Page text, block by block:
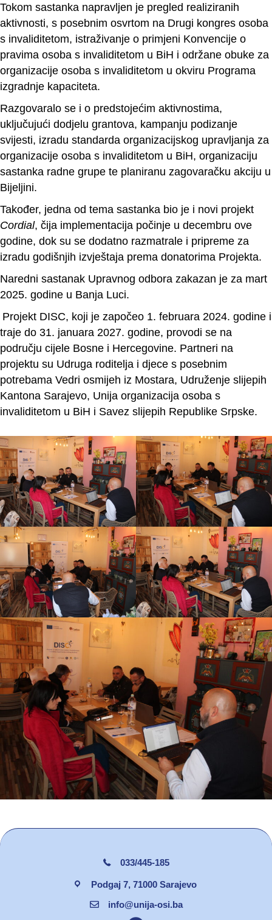
Tokom sastanka napravljen je pregled realiziranih
aktivnosti, s posebnim osvrtom na Drugi kongres osoba
s invaliditetom, istraživanje o primjeni Konvencije o
pravima osoba s invaliditetom u BiH i održane obuke za
organizacije osoba s invaliditetom u okviru Programa
izgradnje kapaciteta.
Razgovaralo se i o predstojećim aktivnostima,
uključujući dodjelu grantova, kampanju podizanje
svijesti, izradu standarda organizacijskog upravljanja za
organizacije osoba s invaliditetom u BiH, organizaciju
sastanka radne grupe te planiranu zagovaračku akciju u
Bijeljini.
Također, jedna od tema sastanka bio je i novi projekt
Cordial, čija implementacija počinje u decembru ove
godine, dok su se dodatno razmatrale i pripreme za
izradu godišnjih izvještaja prema donatorima Projekta.
Naredni sastanak Upravnog odbora zakazan je za mart
2025. godine u Banja Luci.
Projekt DISC, koji je započeo 1. februara 2024. godine i
traje do 31. januara 2027. godine, provodi se na
području cijele Bosne i Hercegovine. Partneri na
projektu su Udruga roditelja i djece s posebnim
potrebama Vedri osmijeh iz Mostara, Udruženje slijepih
Kantona Sarajevo, Unija organizacija osoba s
invaliditetom u BiH i Savez slijepih Republike Srpske.
033/445-185
Podgaj 7, 71000 Sarajevo
info@unija-osi.ba